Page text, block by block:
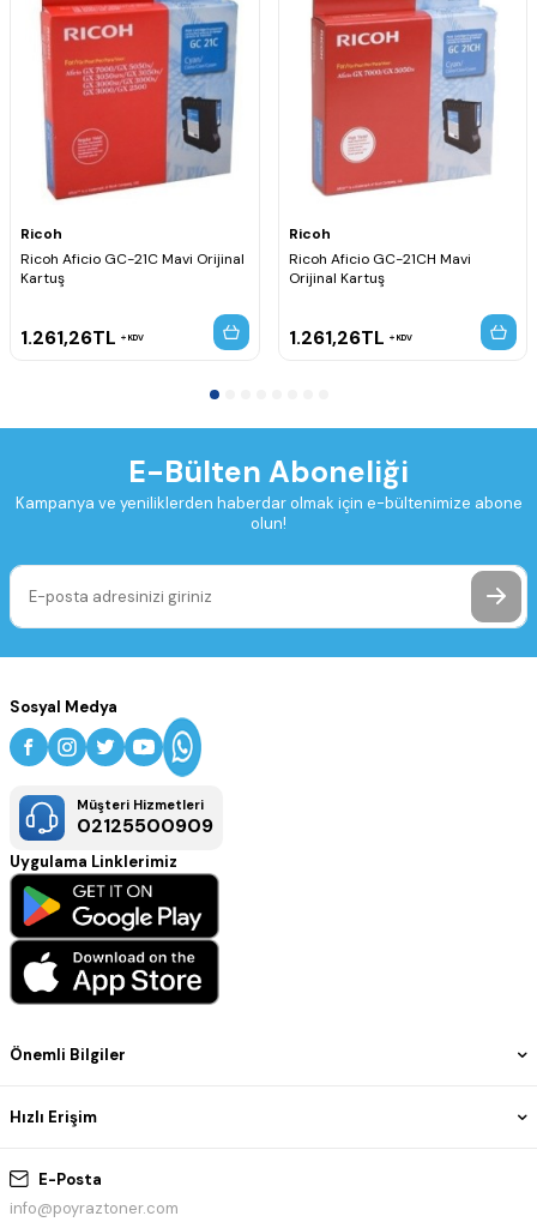
Ricoh
Ricoh Aficio GC-21C Mavi Orijinal
Kartuş
1.261,26TL KDV
Ricoh
Ricoh Aficio GC-21CH Mavi
Orijinal Kartuş
1.261,26TL KDV
E-Bülten Aboneliği
Kampanya ve yeniliklerden haberdar olmak için e-bültenimize abone
olun!
E-Posta
info@poyraztoner.com
Önemli Bilgiler
Hızlı Erişim
Sosyal Medya
Müşteri Hizmetleri
02125500909
Uygulama Linklerimiz